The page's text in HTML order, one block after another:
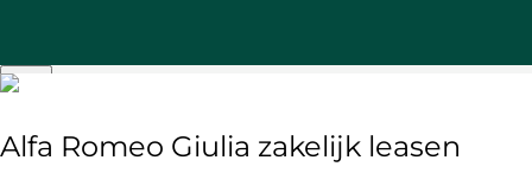
Alfa Romeo Giulia zakelijk leasen